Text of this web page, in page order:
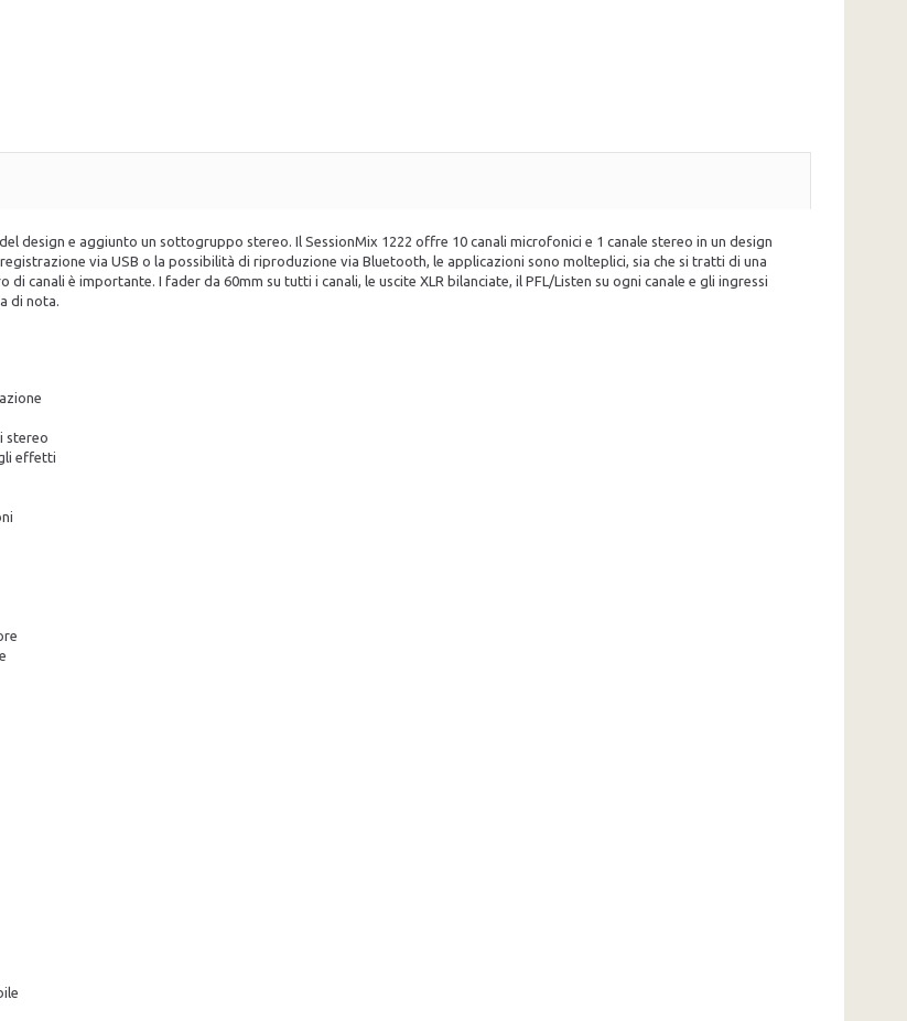
design e aggiunto un sottogruppo stereo. Il SessionMix 1222 offre 10 canali microfonici e 1 canale stereo in un design
via USB o la possibilità di riproduzione via Bluetooth, le applicazioni sono molteplici, sia che si tratti di una
canali è importante. I fader da 60mm su tutti i canali, le uscite XLR bilanciate, il PFL/Listen su ogni canale e gli ingressi
di nota.
stereo
effetti